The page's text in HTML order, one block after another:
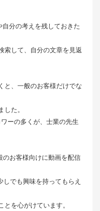
分の考えを残しておきた
索して、自分の文章を見返
と、一般のお客様だけでな
た。
ーの多くが、士業の先生
のお客様向けに動画を配信
しでも興味を持ってもらえ
を心がけています。